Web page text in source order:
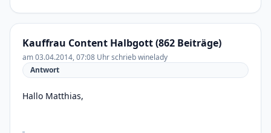
Kauffrau Content Halbgott (862 Beiträge)
am 03.04.2014, 07:08 Uhr schrieb winelady
Antwort
Hallo Matthias,